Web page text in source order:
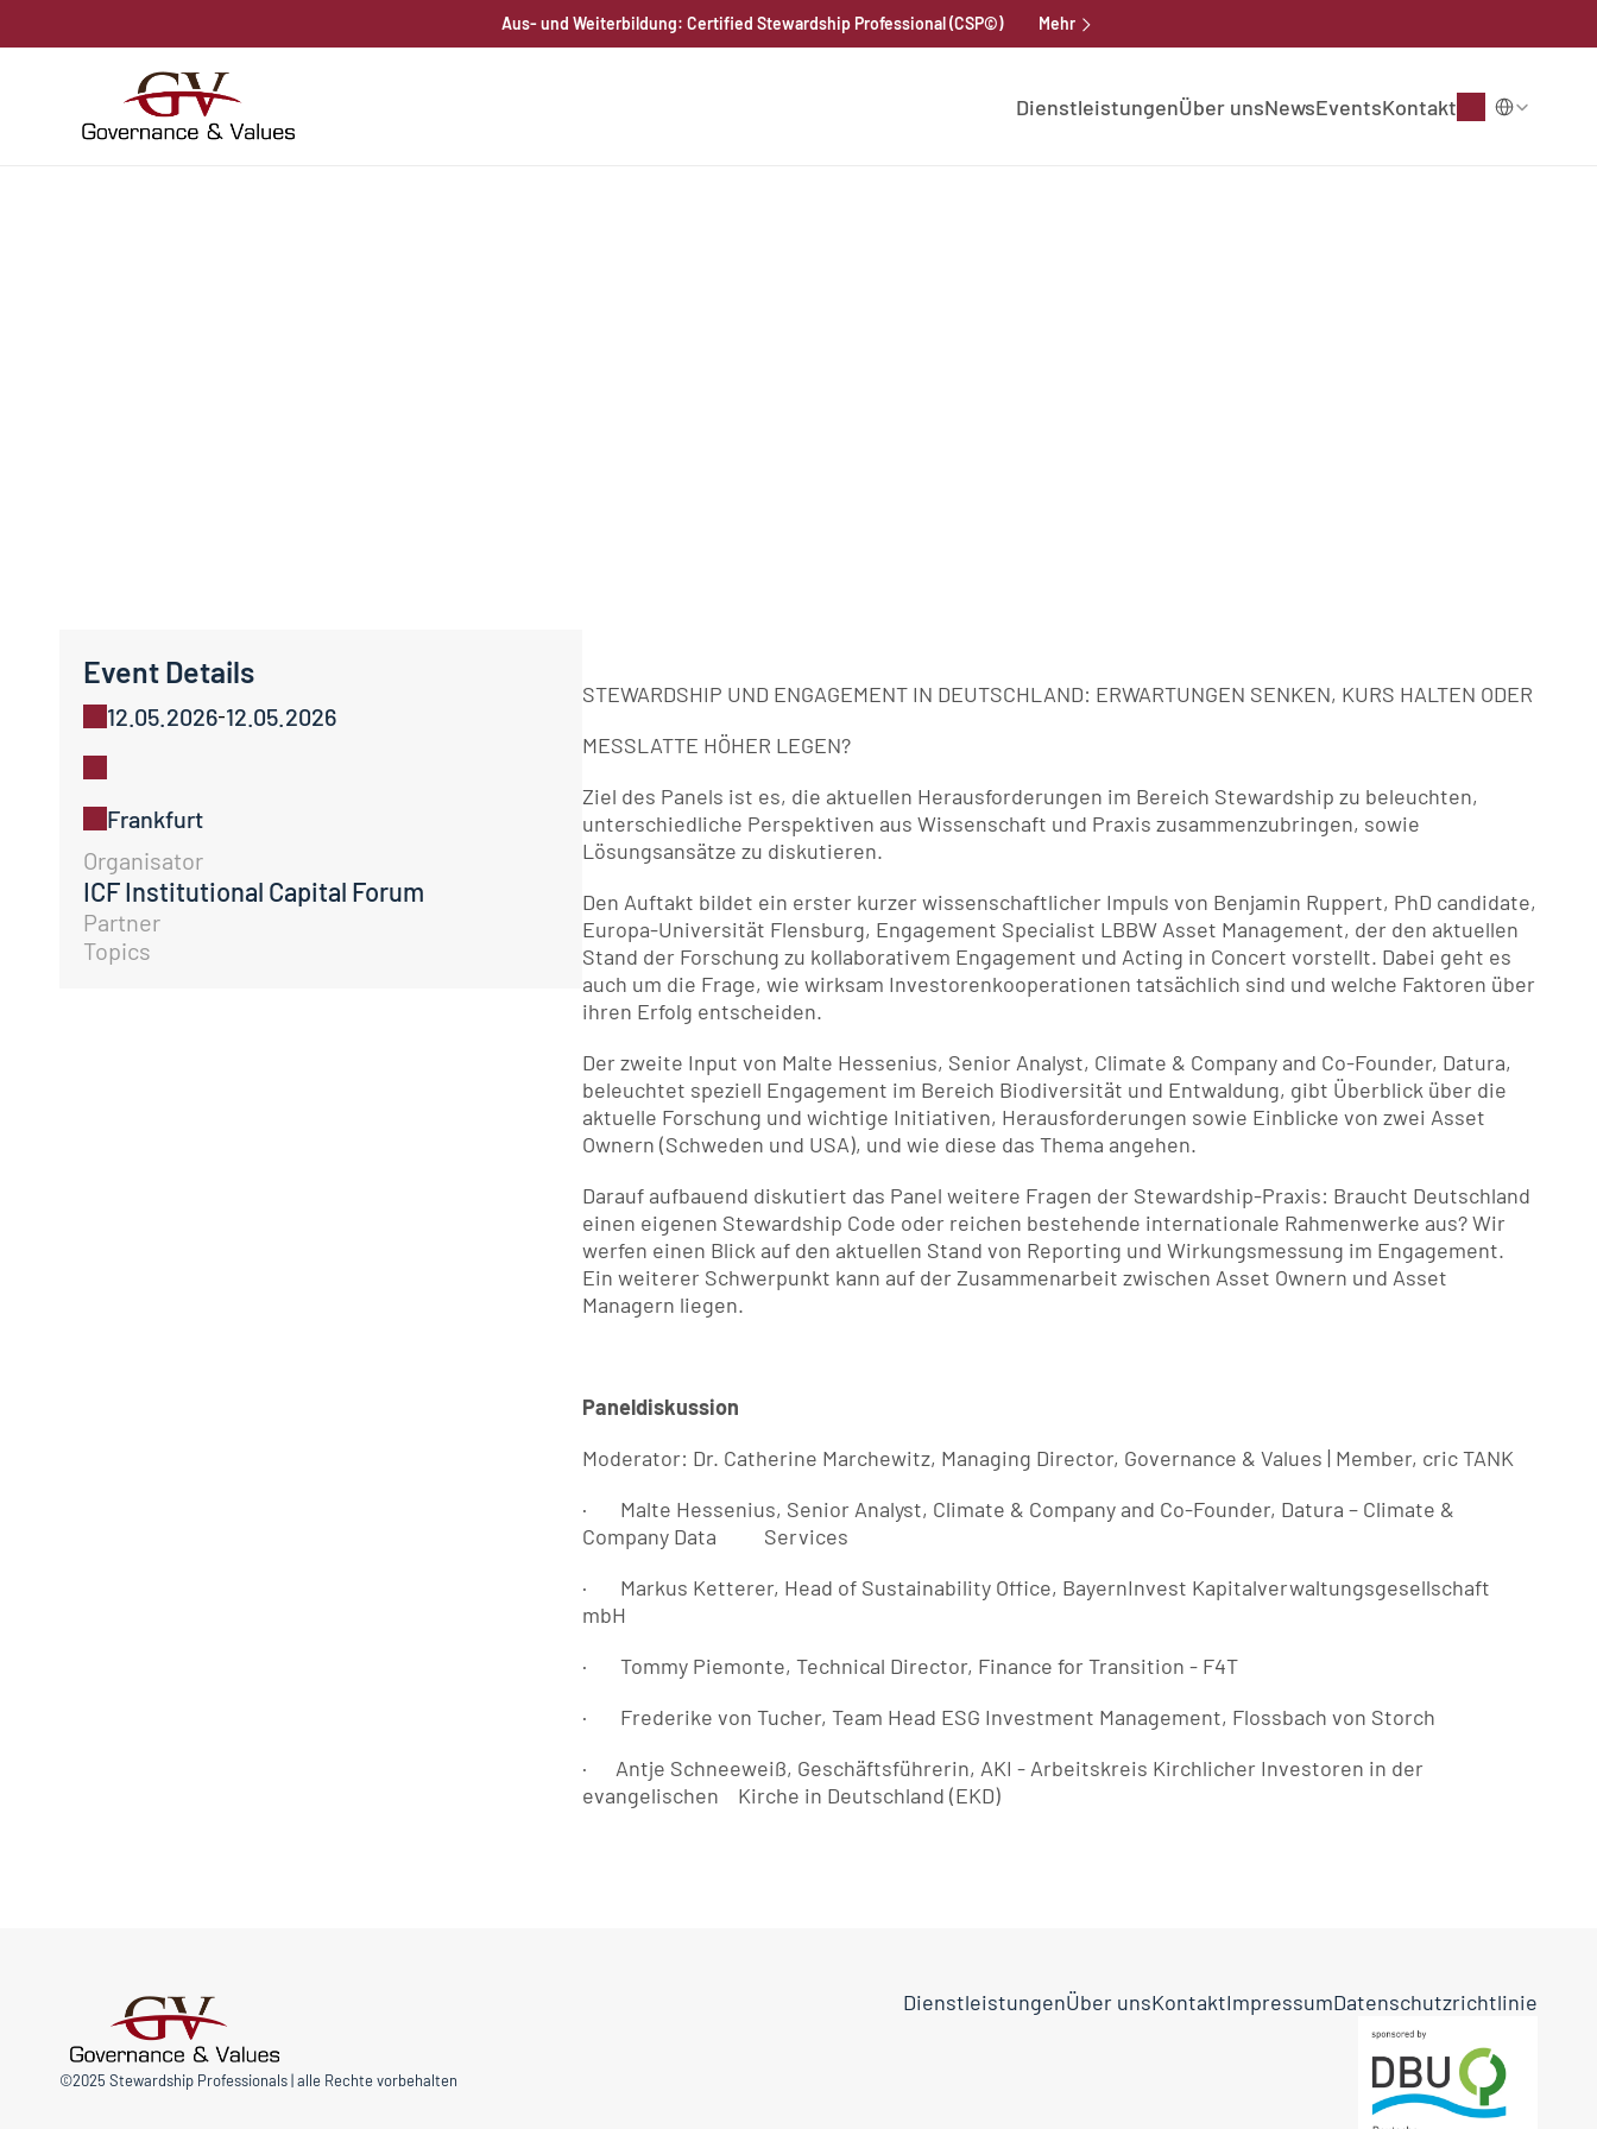
Aus- und Weiterbildung: Certified Stewardship Professional (CSP©) Mehr
DienstleistungenÜber unsNewsEventsKontakt
Select Language
Event Details
12.05.2026-12.05.2026
Frankfurt
Organisator
ICF Institutional Capital Forum
Partner
Topics
STEWARDSHIP UND ENGAGEMENT IN DEUTSCHLAND: ERWARTUNGEN SENKEN, KURS HALTEN ODER
MESSLATTE HÖHER LEGEN?
Ziel des Panels ist es, die aktuellen Herausforderungen im Bereich Stewardship zu beleuchten,
unterschiedliche Perspektiven aus Wissenschaft und Praxis zusammenzubringen, sowie
Lösungsansätze zu diskutieren.
Den Auftakt bildet ein erster kurzer wissenschaftlicher Impuls von Benjamin Ruppert, PhD candidate,
Europa-Universität Flensburg, Engagement Specialist LBBW Asset Management, der den aktuellen
Stand der Forschung zu kollaborativem Engagement und Acting in Concert vorstellt. Dabei geht es
auch um die Frage, wie wirksam Investorenkooperationen tatsächlich sind und welche Faktoren über
ihren Erfolg entscheiden.
Der zweite Input von Malte Hessenius, Senior Analyst, Climate & Company and Co-Founder, Datura,
beleuchtet speziell Engagement im Bereich Biodiversität und Entwaldung, gibt Überblick über die
aktuelle Forschung und wichtige Initiativen, Herausforderungen sowie Einblicke von zwei Asset
Ownern (Schweden und USA), und wie diese das Thema angehen.
Darauf aufbauend diskutiert das Panel weitere Fragen der Stewardship-Praxis: Braucht Deutschland
einen eigenen Stewardship Code oder reichen bestehende internationale Rahmenwerke aus? Wir
werfen einen Blick auf den aktuellen Stand von Reporting und Wirkungsmessung im Engagement.
Ein weiterer Schwerpunkt kann auf der Zusammenarbeit zwischen Asset Ownern und Asset
Managern liegen.
Paneldiskussion
Moderator: Dr. Catherine Marchewitz, Managing Director, Governance & Values | Member, cric TANK
·       Malte Hessenius, Senior Analyst, Climate & Company and Co-Founder, Datura – Climate &
Company Data          Services
·       Markus Ketterer, Head of Sustainability Office, BayernInvest Kapitalverwaltungsgesellschaft
mbH
·       Tommy Piemonte, Technical Director, Finance for Transition - F4T
·       Frederike von Tucher, Team Head ESG Investment Management, Flossbach von Storch
·      Antje Schneeweiß, Geschäftsführerin, AKI - Arbeitskreis Kirchlicher Investoren in der
evangelischen    Kirche in Deutschland (EKD)
©2025 Stewardship Professionals | alle Rechte vorbehalten
DienstleistungenÜber unsKontaktImpressumDatenschutzrichtlinie